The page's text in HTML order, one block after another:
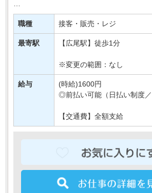
・‥…━━━━━━☆
あなたには、
対面での販売や品出しなどの業務をご担
職種 接客・販売・レジ
最寄駅 【広尾駅】徒歩1分
※変更の範囲：なし
給与
(時給)1600円
◎前払い可能（日払い制度／
【交通費】全額支給